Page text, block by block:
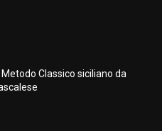
Metodo Classico siciliano da